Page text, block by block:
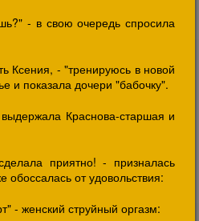
- в свою очередь спросила
Ксения, - "тренируюсь в новой
и показала дочери "бабочку".
Краснова-старшая и
приятно! - призналась
обоссалась от удовольствия:
- женский струйный оргазм: